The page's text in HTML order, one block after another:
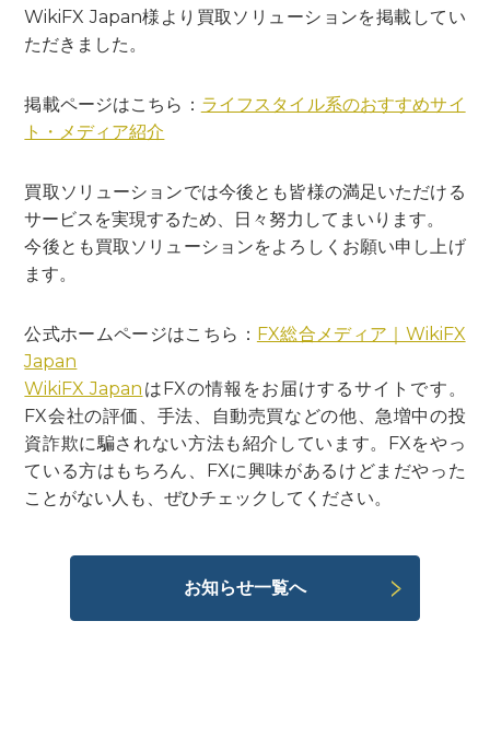
WikiFX Japan様より買取ソリューションを掲載してい
ただきました。
掲載ページはこちら： ライフスタイル系のおすすめサイ
ト・メディア紹介
買取ソリューションでは今後とも皆様の満足いただける
サービスを実現するため、日々努力してまいります。
今後とも買取ソリューションをよろしくお願い申し上げ
ます。
公式ホームページはこちら： FX総合メディア｜WikiFX
Japan
WikiFX Japan はFXの情報をお届けするサイトです。
FX会社の評価、手法、自動売買などの他、急増中の投
資詐欺に騙されない方法も紹介しています。FXをやっ
ている方はもちろん、FXに興味があるけどまだやった
ことがない人も、ぜひチェックしてください。
お知らせ一覧へ